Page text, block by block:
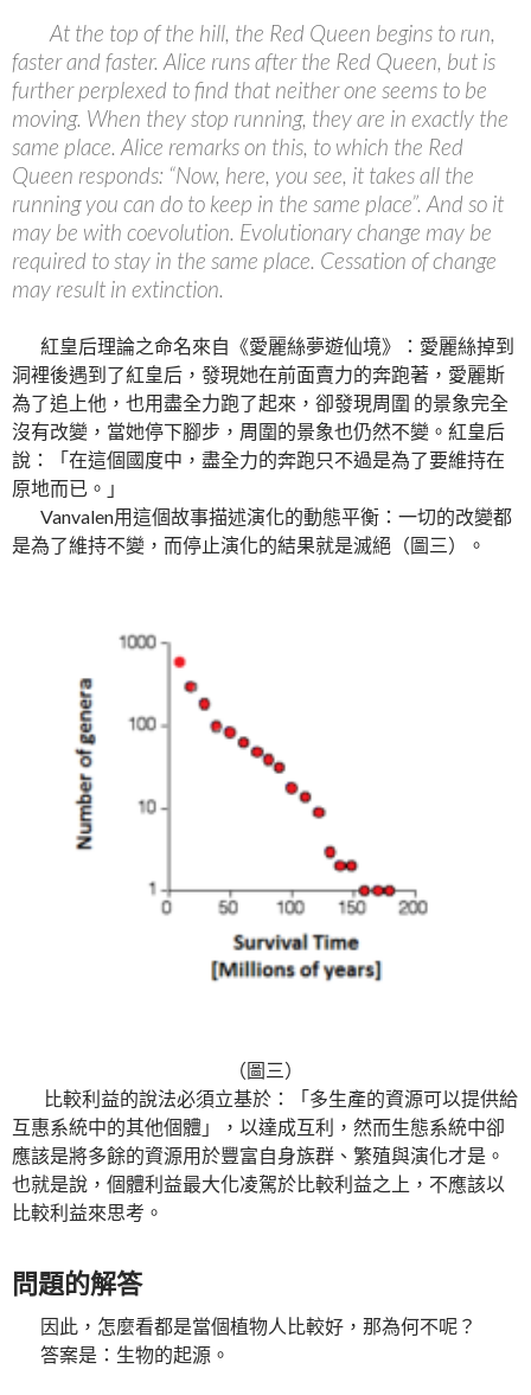
At the top of the hill, the Red Queen begins to run,
faster and faster. Alice runs after the Red Queen, but is
further perplexed to find that neither one seems to be
moving. When they stop running, they are in exactly the
same place. Alice remarks on this, to which the Red
Queen responds: “Now, here, you see, it takes all the
running you can do to keep in the same place”. And so it
may be with coevolution. Evolutionary change may be
required to stay in the same place. Cessation of change
may result in extinction.
紅皇后理論之命名來自《愛麗絲夢遊仙境》：愛麗絲掉到
洞裡後遇到了紅皇后，發現她在前面賣力的奔跑著，愛麗斯
為了追上他，也用盡全力跑了起來，卻發現周圍 的景象完全
沒有改變，當她停下腳步，周圍的景象也仍然不變。紅皇后
說：「在這個國度中，盡全力的奔跑只不過是為了要維持在
原地而已。」
Vanvalen用這個故事描述演化的動態平衡：一切的改變都
是為了維持不變，而停止演化的結果就是滅絕（圖三）。
（圖三）
比較利益的說法必須立基於：「多生產的資源可以提供給
互惠系統中的其他個體」，以達成互利，然而生態系統中卻
應該是將多餘的資源用於豐富自身族群、繁殖與演化才是。
也就是說，個體利益最大化凌駕於比較利益之上，不應該以
比較利益來思考。
問題的解答
因此，怎麼看都是當個植物人比較好，那為何不呢？
答案是：生物的起源。